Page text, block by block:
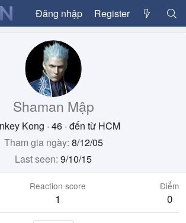
Đăng nhập Register
Shaman Mập
Kong · 46 · đến từ HCM
Tham gia ngày 8/12/05
Last seen 9/10/15
Reaction score
1
Điểm
0